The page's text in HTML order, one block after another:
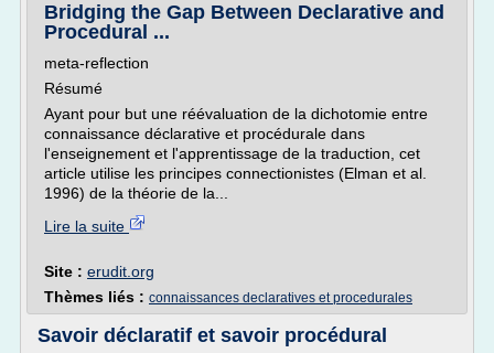
Bridging the Gap Between Declarative and
Procedural ...
meta-reflection
Résumé
Ayant pour but une réévaluation de la dichotomie entre
connaissance déclarative et procédurale dans
l'enseignement et l'apprentissage de la traduction, cet
article utilise les principes connectionistes (Elman et al.
1996) de la théorie de la...
Lire la suite
Site : erudit.org
Thèmes liés : connaissances declaratives et procedurales
Savoir déclaratif et savoir procédural